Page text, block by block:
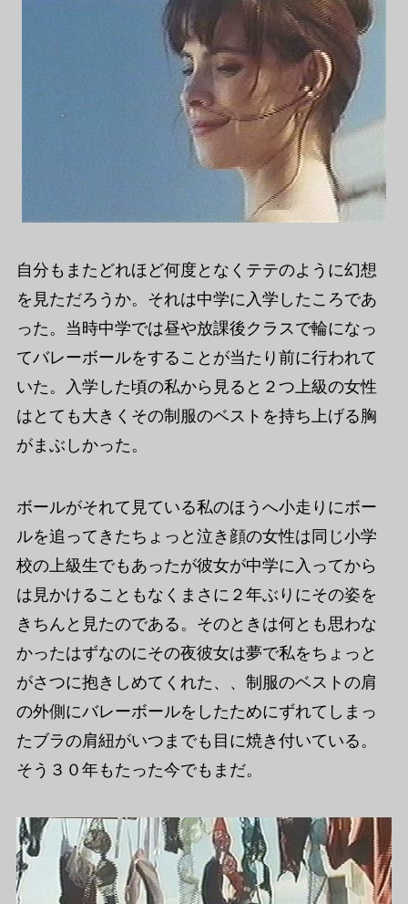
自分もまたどれほど何度となくテテのように幻想
を見ただろうか。それは中学に入学したころであ
った。当時中学では昼や放課後クラスで輪になっ
てバレーボールをすることが当たり前に行われて
いた。入学した頃の私から見ると２つ上級の女性
はとても大きくその制服のベストを持ち上げる胸
がまぶしかった。
ボールがそれて見ている私のほうへ小走りにボー
ルを追ってきたちょっと泣き顔の女性は同じ小学
校の上級生でもあったが彼女が中学に入ってから
は見かけることもなくまさに２年ぶりにその姿を
きちんと見たのである。そのときは何とも思わな
かったはずなのにその夜彼女は夢で私をちょっと
がさつに抱きしめてくれた、、制服のベストの肩
の外側にバレーボールをしたためにずれてしまっ
たブラの肩紐がいつまでも目に焼き付いている。
そう３０年もたった今でもまだ。